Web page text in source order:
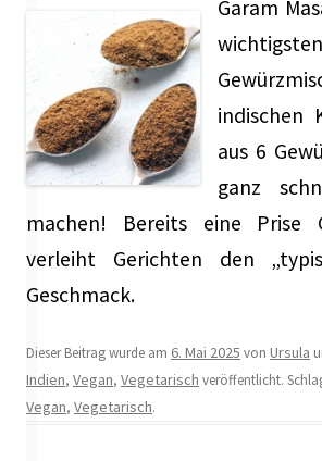
Garam
wichtigsten
indischen
aus 6
ganz
machen! Bereits eine Prise
verleiht Gerichten den
Geschmack.
Dieser Beitrag wurde am 6. Mai 2025 von Ursula
Indien, Vegan, Vegetarisch veröffentlicht.
Vegan, Vegetarisch.